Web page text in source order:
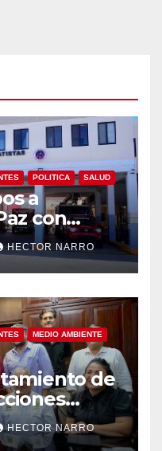
POLITICA SALUD
a
con
HECTOR NARRO
MEDIO AMBIENTE
de
en el
HECTOR NARRO